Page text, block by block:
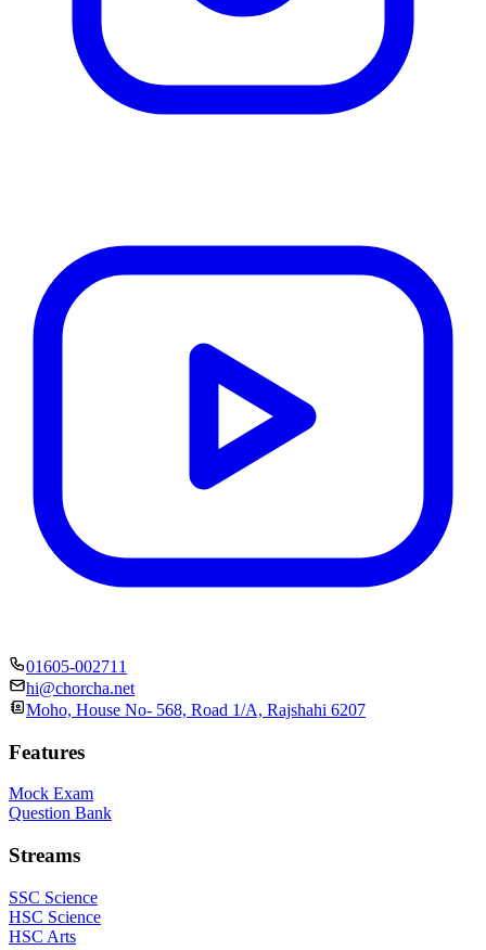
01605-002711
hi@chorcha.net
Moho, House No- 568, Road 1/A, Rajshahi 6207
Features
Mock Exam
Question Bank
Streams
SSC Science
HSC Science
HSC Arts